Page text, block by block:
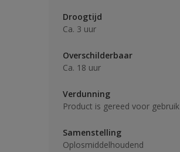
Droogtijd
Ca. 3 uur
Overschilderbaar
Ca. 18 uur
Verdunning
Product is gereed voor gebruik
Samenstelling
Oplosmiddelhoudend